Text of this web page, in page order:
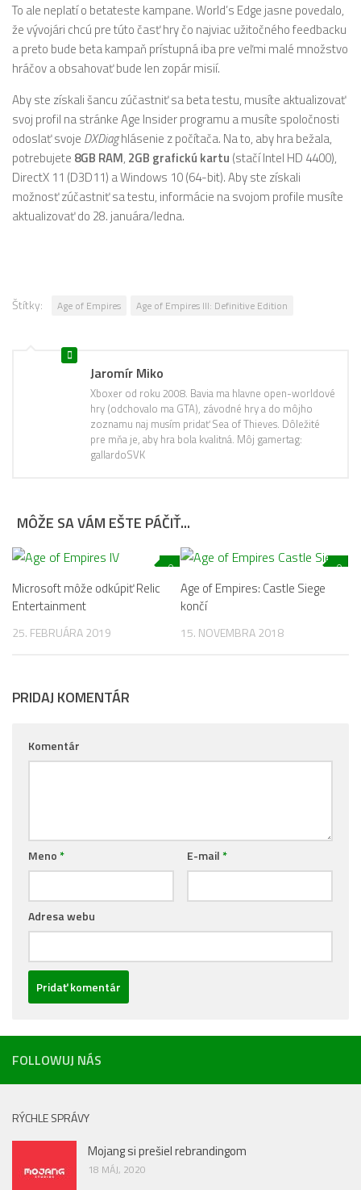
To ale neplatí o betateste kampane. World’s Edge jasne povedalo,
že vývojári chcú pre túto časť hry čo najviac užitočného feedbacku
a preto bude beta kampaň prístupná iba pre veľmi malé množstvo
hráčov a obsahovať bude len zopár misií.
Aby ste získali šancu zúčastniť sa beta testu, musíte aktualizovať
svoj profil na stránke Age Insider programu a musíte spoločnosti
odoslať svoje DXDiaghlásenie z počítača. Na to, aby hra bežala,
potrebujete 8GB RAM, 2GB grafickú kartu (stačí Intel HD 4400),
DirectX 11 (D3D11) a Windows 10 (64-bit). Aby ste získali
možnosť zúčastniť sa testu, informácie na svojom profile musíte
aktualizovať do 28. januára/ledna.
Štítky: Age of Empires Age of Empires III: Definitive Edition
Jaromír Miko
Xboxer od roku 2008. Bavia ma hlavne open-worldové
hry (odchovalo ma GTA), závodné hry a do môjho
zoznamu naj musím pridať Sea of Thieves. Dôležité
pre mňa je, aby hra bola kvalitná. Môj gamertag:
gallardoSVK
MÔŽE SA VÁM EŠTE PÁČIŤ...
0
Microsoft môže odkúpiť Relic
Entertainment
25. FEBRUÁRA 2019
0
Age of Empires: Castle Siege
končí
15. NOVEMBRA 2018
PRIDAJ KOMENTÁR
Komentár
Meno* E-mail*
Adresa webu
FOLLOWUJ NÁS
RÝCHLE SPRÁVY
Mojang si prešiel rebrandingom
18 MÁJ, 2020